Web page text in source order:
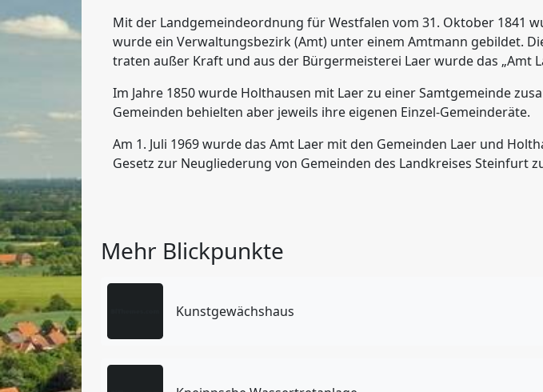
Mit der Landgemeindeordnung für Westfalen vom 31. Oktober 1841
wurde ein Verwaltungsbezirk (Amt) unter einem Amtmann gebildet.
traten außer Kraft und aus der Bürgermeisterei Laer wurde das „Amt
Im Jahre 1850 wurde Holthausen mit Laer zu einer Samtgemeinde
Gemeinden behielten aber jeweils ihre eigenen Einzel-Gemeinderäte.
Am 1. Juli 1969 wurde das Amt Laer mit den Gemeinden Laer und
Gesetz zur Neugliederung von Gemeinden des Landkreises Steinfurt
Mehr Blickpunkte
Kunstgewächshaus